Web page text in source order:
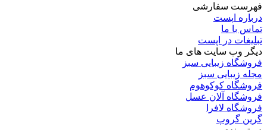
فهرست سفارشی
درباره اپست
تماس با ما
تبلیغات در اپست
دیگر وب سایت های ما
فروشگاه زیبایی سبز
مجله زیبایی سبز
فروشگاه کوکوهوم
فروشگاه آلان عسل
فروشگاه لافرا
گرین گروپ